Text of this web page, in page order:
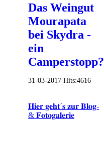
Das Weingut
Mourapata
bei Skydra -
ein
Camperstopp?
31-03-2017 Hits:4616
𝐇𝐢𝐞𝐫 𝐠𝐞𝐡𝐭´𝐬 𝐳𝐮𝐫 𝐁𝐥𝐨𝐠-
& 𝐅𝐨𝐭𝐨𝐠𝐚𝐥𝐞𝐫𝐢𝐞